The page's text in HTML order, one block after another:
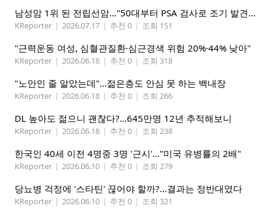
남성암 1위 된 전립선암…"50대부터 PSA 검사로 조기 발견해야"
KReporter | 2026.07.17 | 추천 0 | 조회 151
"근력운동 여성, 심혈관질환·심근경색 위험 20%·44% 낮아"
KReporter | 2026.06.18 | 추천 0 | 조회 318
"노안인 줄 알았는데"…젊은층도 안심 못 하는 백내장
KReporter | 2026.06.18 | 추천 0 | 조회 266
DL 높아도 젊으니 괜찮다?…645만명 12년 추적해보니
KReporter | 2026.06.18 | 추천 0 | 조회 238
한국인 40세 이전 4명중 3명 '근시'…"미국 유병률의 2배"
KReporter | 2026.06.10 | 추천 0 | 조회 279
당뇨병 걱정에 '스타틴' 끊어야 할까?…결과는 정반대였다
KReporter | 2026.06.10 | 추천 0 | 조회 321